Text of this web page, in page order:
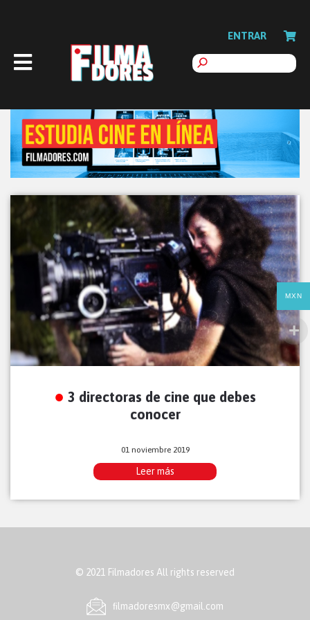
ENTRAR
3 directoras de cine que debes
conocer
01 noviembre 2019
Leer más
© 2021 Filmadores All rights reserved
ﬁlmadoresmx@gmail.com
MXN